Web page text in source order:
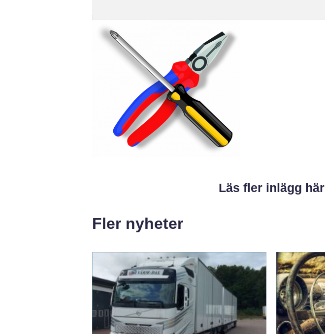
Läs fler inlägg här
Fler nyheter